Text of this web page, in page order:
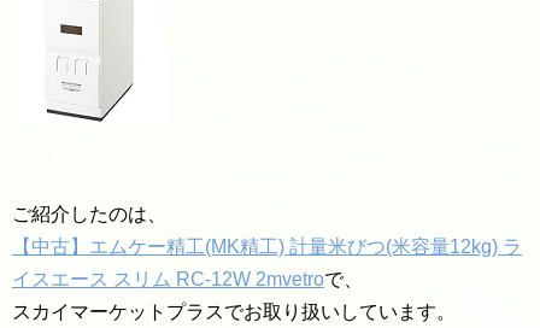
ご紹介したのは、
【中古】エムケー精工(MK精工) 計量米びつ(米容量12kg) ラ
イスエース スリム RC-12W 2mvetroで、
スカイマーケットプラスでお取り扱いしています。